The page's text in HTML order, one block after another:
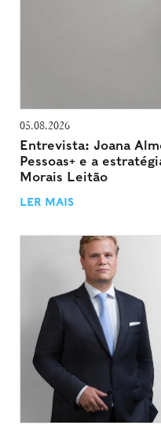
05.08.2026
Entrevista: Joana
Pessoas+ e a
Morais Leitão
LER MAIS